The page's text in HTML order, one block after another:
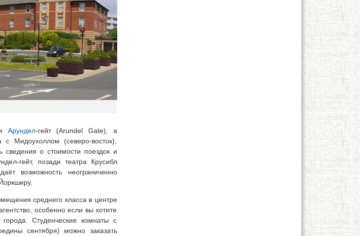
Арундел-гейт (Arundel Gate), а
Мидоухоллом (северо-восток),
сведения о стоимости поездок и
гейт, позади театра Крусибл
возможность неограниченно
среднего класса в центре
особенно если вы хотите
Студенческие комнаты с
сентября) можно заказать